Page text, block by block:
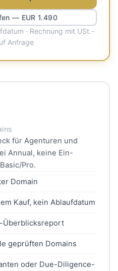
— EUR 1.490
· Rechnung mit USt.-
Anfrage
für Agenturen und
Annual, keine Ein-
Pro.
Domain
Kauf, kein Ablaufdatum
geprüften Domains
oder Due-Diligence-